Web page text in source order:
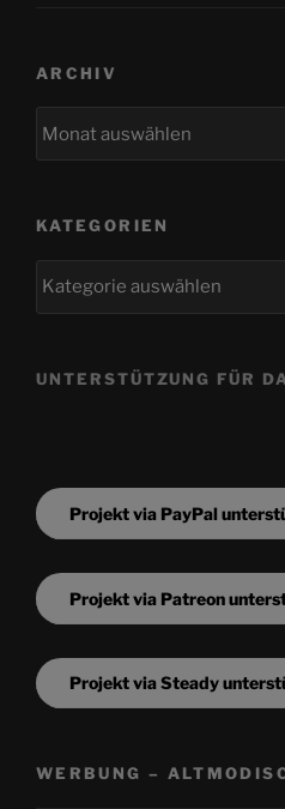
ARCHIV
KATEGORIEN
UNTERSTÜTZUNG FÜR
Projekt via PayPal
Projekt via Patreon
Projekt via Steady
WERBUNG –